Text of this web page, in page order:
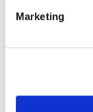
Marketing